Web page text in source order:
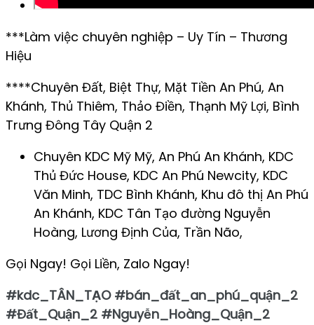
***Làm việc chuyên nghiệp – Uy Tín – Thương
Hiệu
****Chuyên Đất, Biệt Thự, Mặt Tiền An Phú, An
Khánh, Thủ Thiêm, Thảo Điền, Thạnh Mỹ Lợi, Bình
Trưng Đông Tây Quận 2
Chuyên KDC Mỹ Mỹ, An Phú An Khánh, KDC
Thủ Đức House, KDC An Phú Newcity, KDC
Văn Minh, TDC Bình Khánh, Khu đô thị An Phú
An Khánh, KDC Tân Tạo đường Nguyễn
Hoàng, Lương Định Của, Trần Não,
Gọi Ngay! Gọi Liền, Zalo Ngay!
#kdc_TÂN_TẠO #bán_đất_an_phú_quận_2
#Đất_Quận_2 #Nguyễn_Hoàng_Quận_2